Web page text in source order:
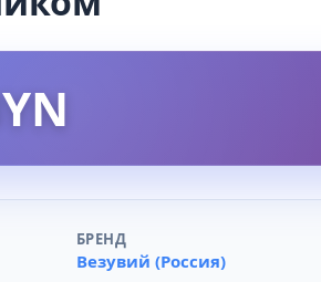
БРЕНД
Везувий (Россия)